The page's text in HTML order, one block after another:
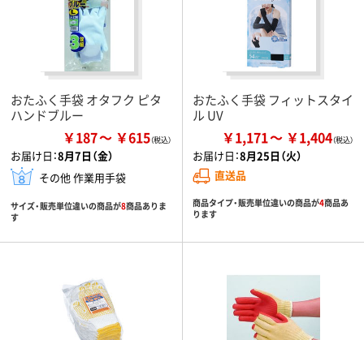
おたふく手袋 オタフク ピタ
ハンドブルー
￥187 ￥615
お届け日：8月7日（金）
その他 作業用手袋
サイズ・販売単位違いの商品が8商品ありま
す
おたふく手袋 フィットスタイ
ル UV
￥1,171 ￥1,404
お届け日：8月25日（火）
直送品
商品タイプ・販売単位違いの商品が4商品あ
ります